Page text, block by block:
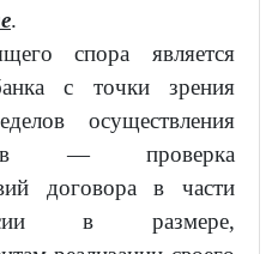
.
спора является
с точки зрения
осуществления
— проверка
договора в части
в размере,